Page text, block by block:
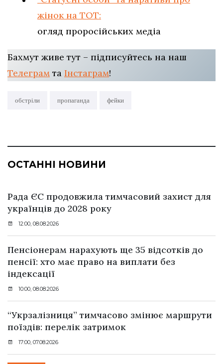
жінок на ТОТ:
огляд проросійських медіа
Бахмут живе тут – підписуйтесь на наш
Телеграм та Інстаграм!
обстріли пропаганда фейки
ОСТАННІ НОВИНИ
Рада ЄС продовжила тимчасовий захист для
українців до 2028 року
12:00, 08.08.2026
Пенсіонерам нарахують ще 35 відсотків до
пенсії: хто має право на виплати без
індексації
10:00, 08.08.2026
“Укрзалізниця” тимчасово змінює маршрути
поїздів: перелік затримок
17:00, 07.08.2026